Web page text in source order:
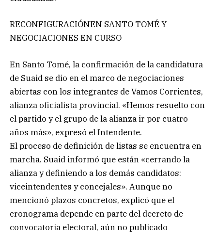
RECONFIGURACIÓNEN SANTO TOMÉ Y
NEGOCIACIONES EN CURSO
En Santo Tomé, la confirmación de la candidatura
de Suaid se dio en el marco de negociaciones
abiertas con los integrantes de Vamos Corrientes,
alianza oficialista provincial. «Hemos resuelto con
el partido y el grupo de la alianza ir por cuatro
años más», expresó el Intendente.
El proceso de definición de listas se encuentra en
marcha. Suaid informó que están «cerrando la
alianza y definiendo a los demás candidatos:
viceintendentes y concejales». Aunque no
mencionó plazos concretos, explicó que el
cronograma depende en parte del decreto de
convocatoria electoral, aún no publicado